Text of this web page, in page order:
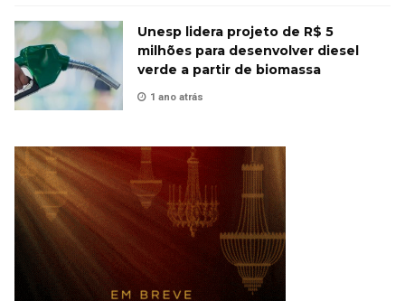
Unesp lidera projeto de R$ 5
milhões para desenvolver diesel
verde a partir de biomassa
1 ano atrás